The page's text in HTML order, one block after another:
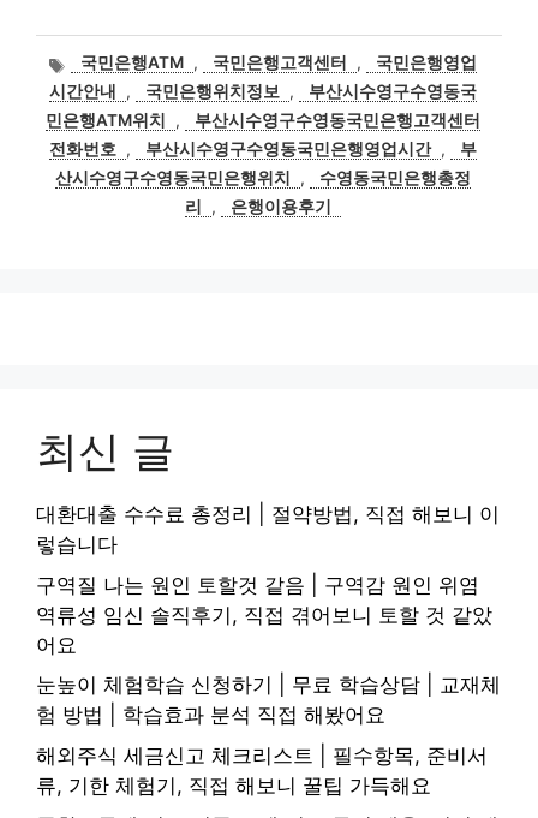
태
그
국민은행ATM , 국민은행고객센터 ,
국민은행영업
시간안내
, 국민은행위치정보 ,
부산시수영구수영동국
민은행ATM위치
,
부산시수영구수영동국민은행고객센터
전화번호
, 부산시수영구수영동국민은행영업시간 ,
부
산시수영구수영동국민은행위치
,
수영동국민은행총정
리
, 은행이용후기
최신 글
대환대출 수수료 총정리 | 절약방법, 직접 해보니 이
렇습니다
구역질 나는 원인 토할것 같음 | 구역감 원인 위염
역류성 임신 솔직후기, 직접 겪어보니 토할 것 같았
어요
눈높이 체험학습 신청하기 | 무료 학습상담 | 교재체
험 방법 | 학습효과 분석 직접 해봤어요
해외주식 세금신고 체크리스트 | 필수항목, 준비서
류, 기한 체험기, 직접 해보니 꿀팁 가득해요